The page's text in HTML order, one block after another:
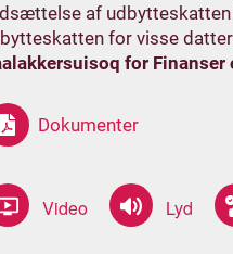
af
for visse
for Finanser
Dokumenter